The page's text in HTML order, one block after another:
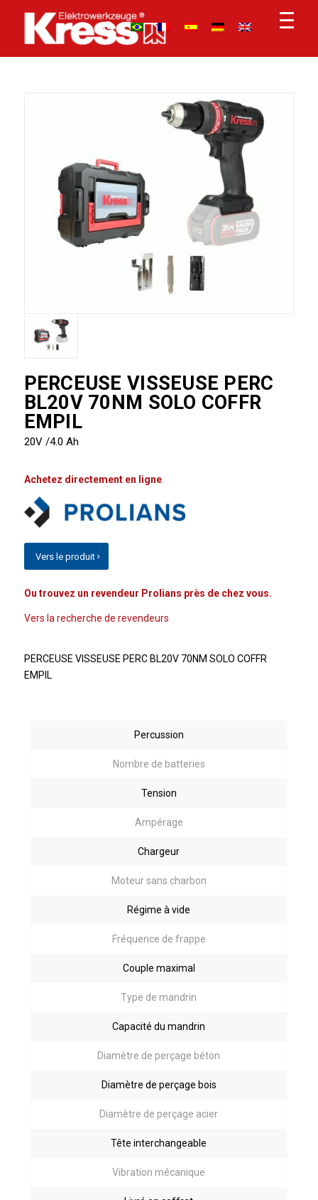
PERCEUSE VISSEUSE PERC
BL20V 70NM SOLO COFFR
EMPIL
20V /4.0 Ah
Achetez directement en ligne
Vers le produit
Ou trouvez un revendeur Prolians près de chez vous.
Vers la recherche de revendeurs
PERCEUSE VISSEUSE PERC BL20V 70NM SOLO COFFR
EMPIL
Percussion
Nombre de batteries
Tension
Ampérage
Chargeur
Moteur sans charbon
Régime à vide
Fréquence de frappe
Couple maximal
Type de mandrin
Capacité du mandrin
Diamètre de perçage béton
Diamètre de perçage bois
Diamètre de perçage acier
Tête interchangeable
Vibration mécanique